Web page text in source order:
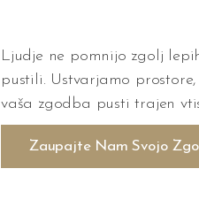
Ljudje ne pomnijo zgolj
pustili. Ustvarjamo
vaša zgodba pusti trajen
Zaupajte Nam Svojo